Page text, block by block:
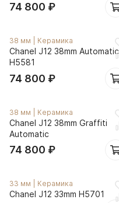
74 800 ₽
38 мм Керамика
Chanel J12 38mm Automatic
H5581
74 800 ₽
38 мм Керамика
Chanel J12 38mm Graffiti
Automatic
74 800 ₽
33 мм Керамика
Chanel J12 33mm H5701